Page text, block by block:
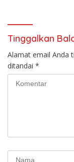
Tinggalkan
Alamat email Anda
ditandai *